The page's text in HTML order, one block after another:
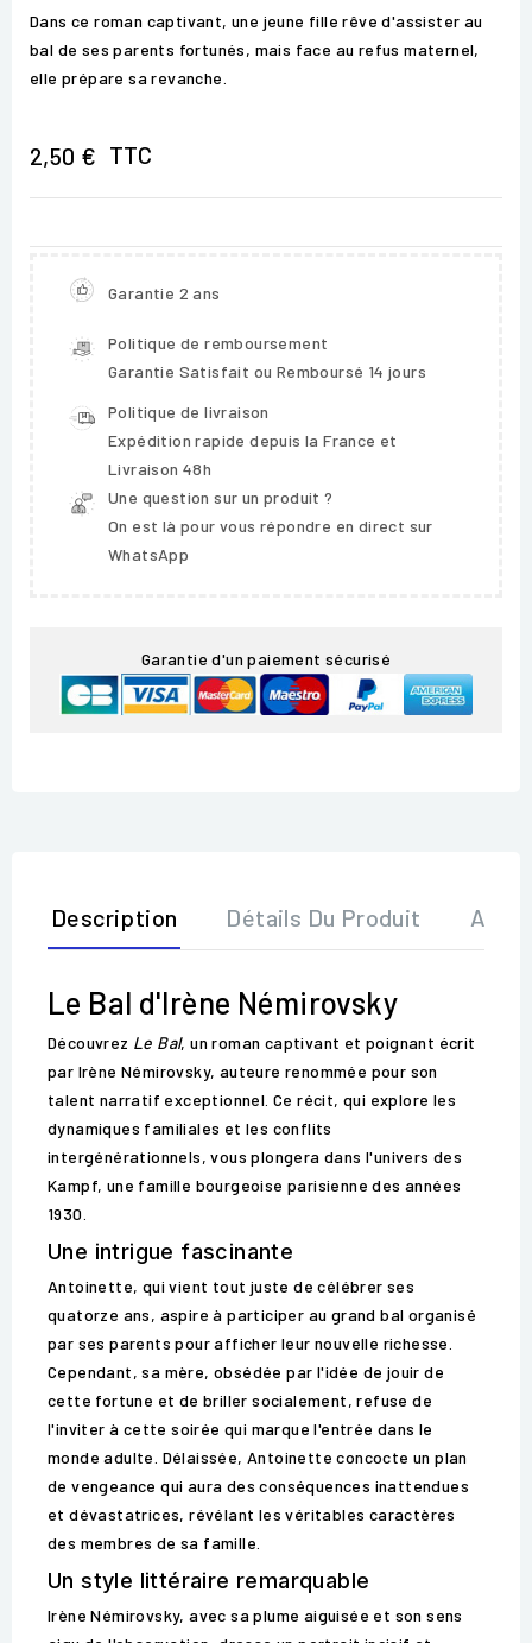
Dans ce roman captivant, une jeune fille rêve d'assister au
bal de ses parents fortunés, mais face au refus maternel,
elle prépare sa revanche.
2,50 € TTC
Garantie 2 ans
Politique de remboursement
Garantie Satisfait ou Remboursé 14 jours
Politique de livraison
Expédition rapide depuis la France et
Livraison 48h
Une question sur un produit ?
On est là pour vous répondre en direct sur
WhatsApp
Garantie d'un paiement sécurisé
Description Détails Du Produit Avis
Le Bal d'Irène Némirovsky
Découvrez Le Bal, un roman captivant et poignant écrit
par Irène Némirovsky, auteure renommée pour son
talent narratif exceptionnel. Ce récit, qui explore les
dynamiques familiales et les conflits
intergénérationnels, vous plongera dans l'univers des
Kampf, une famille bourgeoise parisienne des années
1930.
Une intrigue fascinante
Antoinette, qui vient tout juste de célébrer ses
quatorze ans, aspire à participer au grand bal organisé
par ses parents pour afficher leur nouvelle richesse.
Cependant, sa mère, obsédée par l'idée de jouir de
cette fortune et de briller socialement, refuse de
l'inviter à cette soirée qui marque l'entrée dans le
monde adulte. Délaissée, Antoinette concocte un plan
de vengeance qui aura des conséquences inattendues
et dévastatrices, révélant les véritables caractères
des membres de sa famille.
Un style littéraire remarquable
Irène Némirovsky, avec sa plume aiguisée et son sens